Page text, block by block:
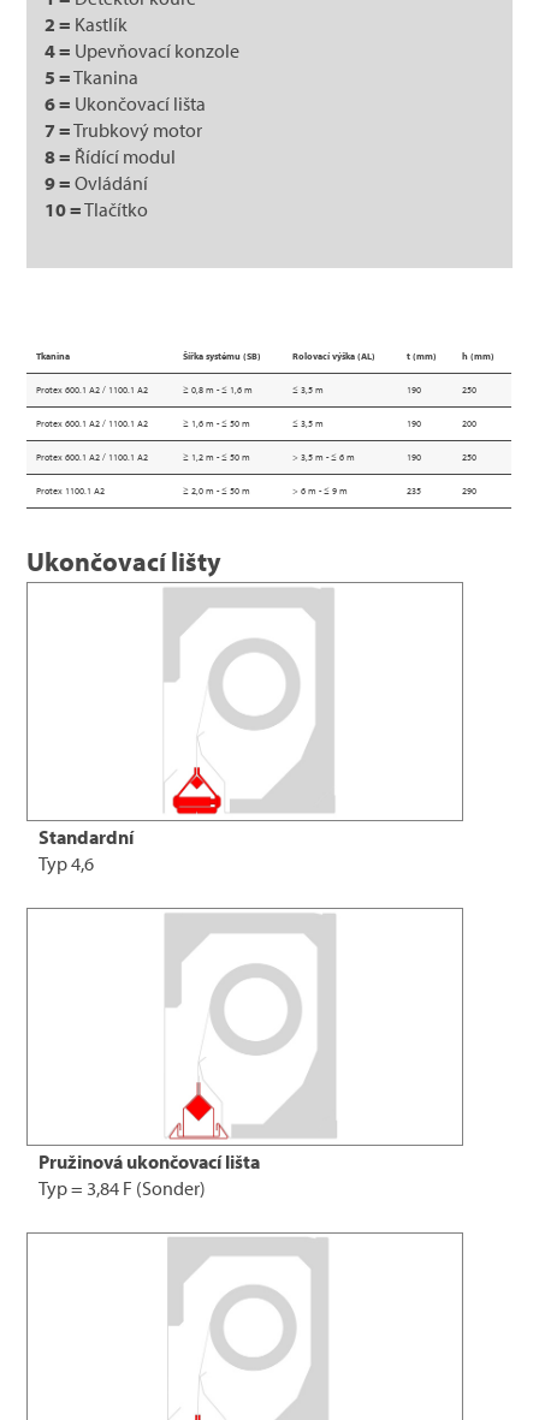
2 = Kastlík
4 = Upevňovací konzole
5 =Tkanina
6 = Ukončovací lišta
7 =Trubkový motor
8 = Řídící modul
9 = Ovládání
10 =Tlačítko
Tkanina Šířka systému (SB) Rolovací výška (AL) t (mm) h (mm)
Protex 600.1 A2 / 1100.1 A2 ≥ 0,8 m - ≤ 1,6 m ≤ 3,5 m 190 250
Protex 600.1 A2 / 1100.1 A2 ≥ 1,6 m - ≤ 50 m ≤ 3,5 m 190 200
Protex 600.1 A2 / 1100.1 A2 ≥ 1,2 m - ≤ 50 m > 3,5 m - ≤ 6 m 190 250
Protex 1100.1 A2 ≥ 2,0 m - ≤ 50 m > 6 m - ≤ 9 m 235 290
Ukončovací lišty
Standardní
Typ 4,6
Pružinová ukončovací lišta
Typ = 3,84 F (Sonder)